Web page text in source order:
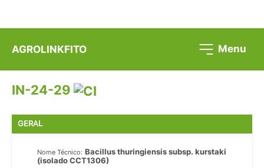
AGROLINKFITO Menu
IN-24-29
GERAL
Nome Técnico: Bacillus thuringiensis subsp. kurstaki
(isolado CCT1306)